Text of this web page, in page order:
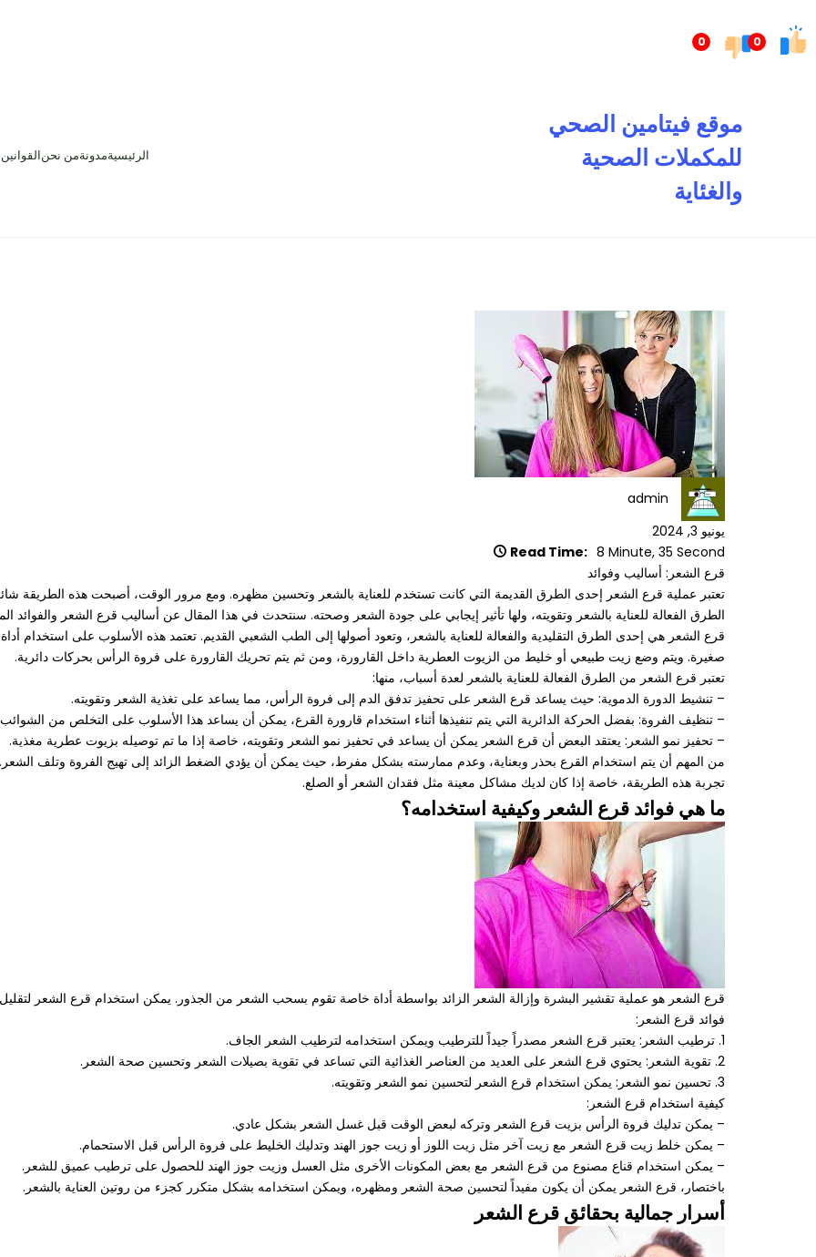
0
0إلى
موقع فيتامين الصحي
للمكملات الصحية
والغئاية
الرئيسيةمدونةمن نحن
admin
يونيو 3, 2024
Read Time: 8 Minute, 35 Second
قرع الشعر: أساليب وفوائد
تعتبر عملية قرع الشعر إحدى الطرق القديمة التي كانت تستخدم للعناية بالشعر وتحسين مظهره. ومع مرور الوقت، أصبحت هذه الطريقة
الطرق الفعالة للعناية بالشعر وتقويته، ولها تأثير إيجابي على جودة الشعر وصحته. سنتحدث في هذا المقال عن أساليب قرع الشعر والفوائد
قرع الشعر هي إحدى الطرق التقليدية والفعالة للعناية بالشعر، وتعود أصولها إلى الطب الشعبي القديم. تعتمد هذه الأسلوب على استخدام
صغيرة. ويتم وضع زيت طبيعي أو خليط من الزيوت العطرية داخل القارورة، ومن ثم يتم تحريك القارورة على فروة الرأس بحركات دائرية.
تعتبر قرع الشعر من الطرق الفعالة للعناية بالشعر لعدة أسباب، منها:
– تنشيط الدورة الدموية: حيث يساعد قرع الشعر على تحفيز تدفق الدم إلى فروة الرأس، مما يساعد على تغذية الشعر وتقويته.
– تنظيف الفروة: بفضل الحركة الدائرية التي يتم تنفيذها أثناء استخدام قارورة القرع، يمكن أن يساعد هذا الأسلوب على التخلص من
– تحفيز نمو الشعر: يعتقد البعض أن قرع الشعر يمكن أن يساعد في تحفيز نمو الشعر وتقويته، خاصة إذا ما تم توصيله بزيوت عطرية مغذية.
من المهم أن يتم استخدام القرع بحذر وبعناية، وعدم ممارسته بشكل مفرط، حيث يمكن أن يؤدي الضغط الزائد إلى تهيج الفروة وتلف
تجربة هذه الطريقة، خاصة إذا كان لديك مشاكل معينة مثل فقدان الشعر أو الصلع.
ما هي فوائد قرع الشعر وكيفية استخدامه؟
قرع الشعر هو عملية تقشير البشرة وإزالة الشعر الزائد بواسطة أداة خاصة تقوم بسحب الشعر من الجذور. يمكن استخدام قرع الشعر
فوائد قرع الشعر:
1. ترطيب الشعر: يعتبر قرع الشعر مصدراً جيداً للترطيب ويمكن استخدامه لترطيب الشعر الجاف.
2. تقوية الشعر: يحتوي قرع الشعر على العديد من العناصر الغذائية التي تساعد في تقوية بصيلات الشعر وتحسين صحة الشعر.
3. تحسين نمو الشعر: يمكن استخدام قرع الشعر لتحسين نمو الشعر وتقويته.
كيفية استخدام قرع الشعر:
– يمكن تدليك فروة الرأس بزيت قرع الشعر وتركه لبعض الوقت قبل غسل الشعر بشكل عادي.
– يمكن خلط زيت قرع الشعر مع زيت آخر مثل زيت اللوز أو زيت جوز الهند وتدليك الخليط على فروة الرأس قبل الاستحمام.
– يمكن استخدام قناع مصنوع من قرع الشعر مع بعض المكونات الأخرى مثل العسل وزيت جوز الهند للحصول على ترطيب عميق للشعر.
باختصار، قرع الشعر يمكن أن يكون مفيداً لتحسين صحة الشعر ومظهره، ويمكن استخدامه بشكل متكرر كجزء من روتين العناية بالشعر.
أسرار جمالية بحقائق قرع الشعر